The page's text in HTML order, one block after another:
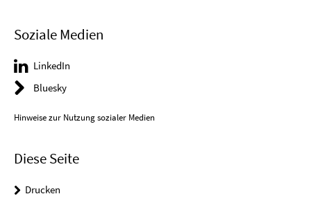
Soziale Medien
LinkedIn
Bluesky
Hinweise zur Nutzung sozialer Medien
Diese Seite
Drucken